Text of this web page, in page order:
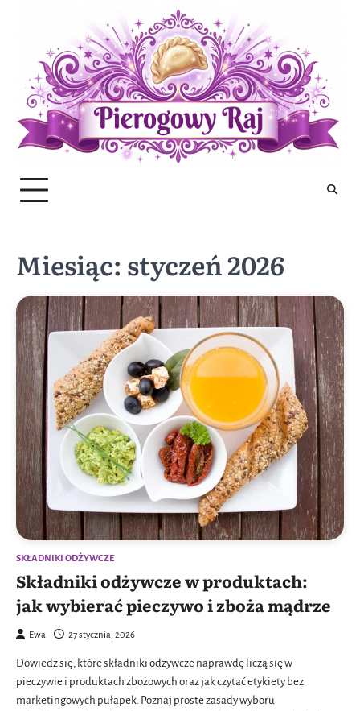
Miesiąc: styczeń 2026
SKŁADNIKI ODŻYWCZE
Składniki odżywcze w produktach:
jak wybierać pieczywo i zboża mądrze
Ewa 27 stycznia, 2026
Dowiedz się, które składniki odżywcze naprawdę liczą się w
pieczywie i produktach zbożowych oraz jak czytać etykiety bez
marketingowych pułapek. Poznaj proste zasady wyboru